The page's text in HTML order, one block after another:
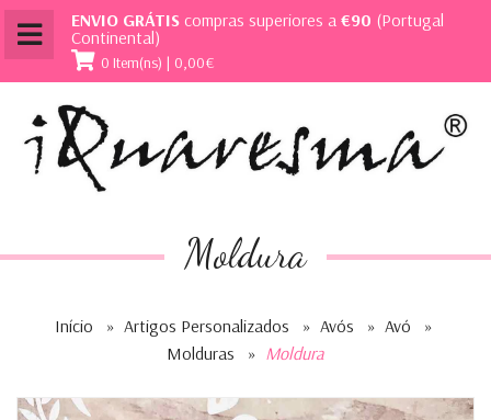
ENVIO GRÁTIS compras superiores a €90 (Portugal
Continental)
0 Item(ns) | 0,00€
Moldura
Início » Artigos Personalizados » Avós » Avó
»
Molduras
» Moldura